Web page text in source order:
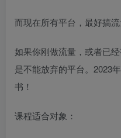
而现在所有平台，最好搞
如果你刚做流量，或者已
是不能放弃的平台。2023
书！
课程适合对象：